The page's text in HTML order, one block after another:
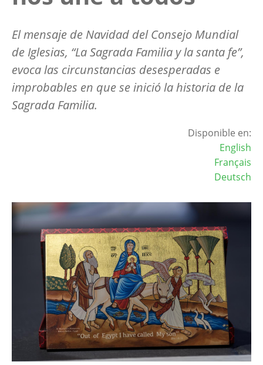
El mensaje de Navidad del Consejo Mundial
de Iglesias, “La Sagrada Familia y la santa fe”,
evoca las circunstancias desesperadas e
improbables en que se inició la historia de la
Sagrada Familia.
Disponible en:
English
Français
Deutsch
Image